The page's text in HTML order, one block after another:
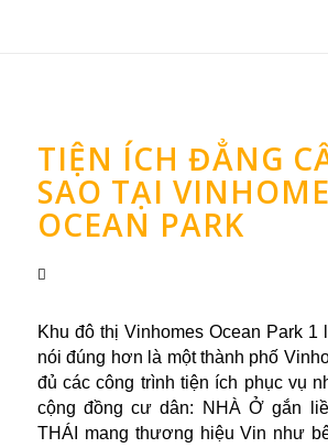
TIỆN ÍCH ĐẲNG
SAO TẠI
OCEAN PARK
Khu đô thị Vinhomes Ocean Park 1
nói đúng hơn là một thành phố
đủ các công trình tiện ích phục vụ
cộng đồng cư dân: NHÀ Ở gắn
THÁI mang thương hiệu Vin như